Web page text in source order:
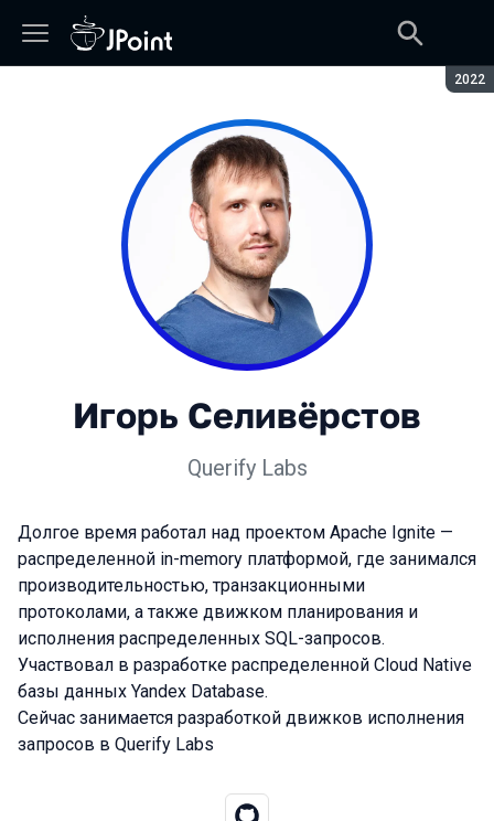
2022
Игорь Селивёрстов
Querify Labs
Долгое время работал над проектом Apache Ignite —
распределенной in-memory платформой, где занимался
производительностью, транзакционными
протоколами, а также движком планирования и
исполнения распределенных SQL-запросов.
Участвовал в разработке распределенной Cloud Native
базы данных Yandex Database.
Сейчас занимается разработкой движков исполнения
запросов в Querify Labs